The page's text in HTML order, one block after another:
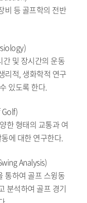
비 등 골프학의 전반
및 장시간의 운동
리적, 생화학적 연구
있도록 한다.
한 형태의 교통과 여
에 대한 연구한다.
Analysis)
통하여 골프 스윙동
분석하여 골프 경기